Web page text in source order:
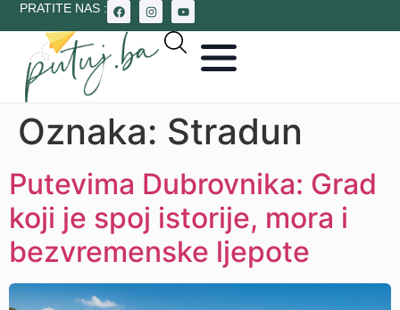
PRATITE NAS :
Oznaka: Stradun
Putevima Dubrovnika: Grad
koji je spoj istorije, mora i
bezvremenske ljepote